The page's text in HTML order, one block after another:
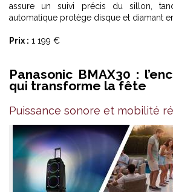
assure un suivi précis du sillon,
automatique protège disque et diamant
Prix : 1 199 €
Panasonic BMAX30 :
qui transforme la fête
Puissance sonore et mobilité